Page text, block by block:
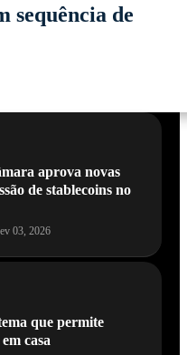
sequência de
aprova novas
de stablecoins no
03, 2026
que permite
casa